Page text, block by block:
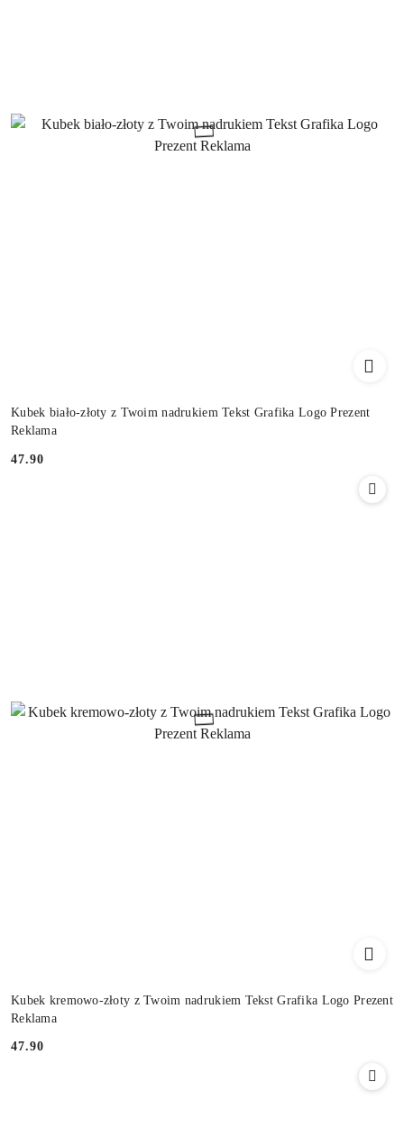
Kubek biało-złoty z Twoim nadrukiem Tekst Grafika Logo Prezent
Reklama
Cena:
47.90
Kubek kremowo-złoty z Twoim nadrukiem Tekst Grafika Logo Prezent
Reklama
Cena:
47.90